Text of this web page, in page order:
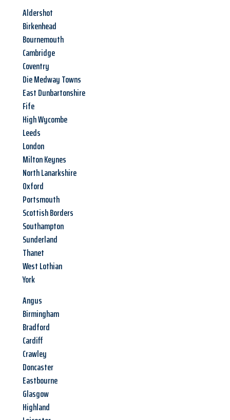
Aldershot
Birkenhead
Bournemouth
Cambridge
Coventry
Die Medway Towns
East Dunbartonshire
Fife
High Wycombe
Leeds
London
Milton Keynes
North Lanarkshire
Oxford
Portsmouth
Scottish Borders
Southampton
Sunderland
Thanet
West Lothian
York
Angus
Birmingham
Bradford
Cardiff
Crawley
Doncaster
Eastbourne
Glasgow
Highland